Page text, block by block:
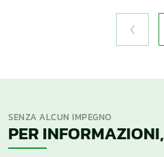
SENZA ALCUN IMPEGNO
PER INFORMAZIONI,